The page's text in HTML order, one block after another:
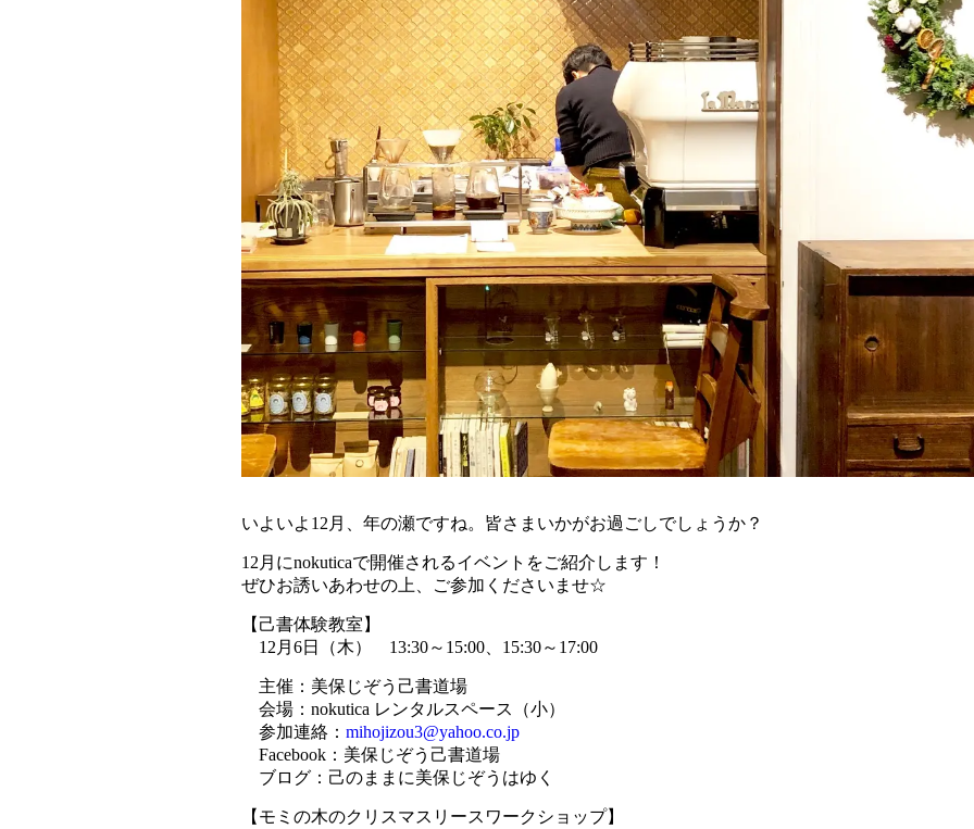
いよいよ12月、年の瀬ですね。皆さまいかがお過ごしでしょうか？
12月にnokuticaで開催されるイベントをご紹介します！
ぜひお誘いあわせの上、ご参加くださいませ☆
【己書体験教室】
12月6日（木） 13:30～15:00、15:30～17:00
主催：美保じぞう己書道場
会場：nokutica レンタルスペース（小）
参加連絡： mihojizou3@yahoo.co.jp
Facebook：美保じぞう己書道場
ブログ：己のままに美保じぞうはゆく
【モミの木のクリスマスリースワークショップ】